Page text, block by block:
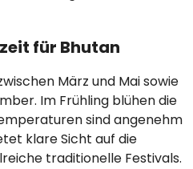
für Bhutan
März und Mai sowie
Im Frühling blühen die
sind angenehm
klare Sicht auf die
traditionelle Festivals.